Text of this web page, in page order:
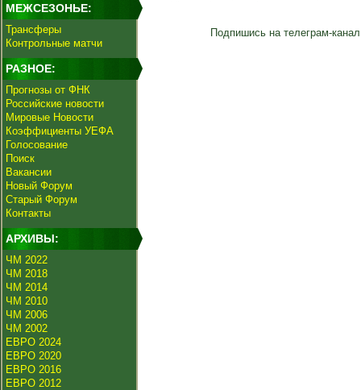
МЕЖСЕЗОНЬЕ:
Трансферы
Контрольные матчи
РАЗНОЕ:
Прогнозы от ФНК
Российские новости
Мировые Новости
Коэффициенты УЕФА
Голосование
Поиск
Вакансии
Новый Форум
Старый Форум
Контакты
АРХИВЫ:
ЧМ 2022
ЧМ 2018
ЧМ 2014
ЧМ 2010
ЧМ 2006
ЧМ 2002
ЕВРО 2024
ЕВРО 2020
ЕВРО 2016
ЕВРО 2012
Подпишись на телеграм-